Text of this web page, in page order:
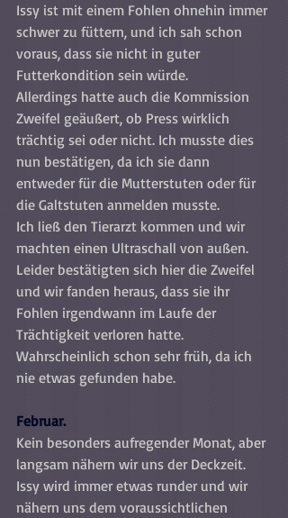
Issy ist mit einem Fohlen ohnehin immer
schwer zu füttern, und ich sah schon
voraus, dass sie nicht in guter
Futterkondition sein würde.
Allerdings hatte auch die Kommission
Zweifel geäußert, ob Press wirklich
trächtig sei oder nicht. Ich musste dies
nun bestätigen, da ich sie dann
entweder für die Mutterstuten oder für
die Galtstuten anmelden musste.
Ich ließ den Tierarzt kommen und wir
machten einen Ultraschall von außen.
Leider bestätigten sich hier die Zweifel
und wir fanden heraus, dass sie ihr
Fohlen irgendwann im Laufe der
Trächtigkeit verloren hatte.
Wahrscheinlich schon sehr früh, da ich
nie etwas gefunden habe.
Februar.
Kein besonders aufregender Monat, aber
langsam nähern wir uns der Deckzeit.
Issy wird immer etwas runder und wir
nähern uns dem voraussichtlichen